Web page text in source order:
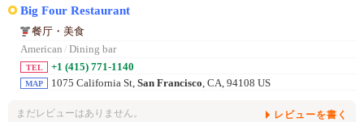
Big Four Restaurant
餐厅・美食
American / Dining bar
TEL +1 (415) 771-1140
MAP 1075 California St, San Francisco, CA, 94108 US
まだレビューはありません。 レビューを書く